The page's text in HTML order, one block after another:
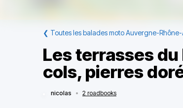
❮ Toutes les balades moto Auvergne-
Les terrasses
cols, pierres
nicolas • 2 roadbooks